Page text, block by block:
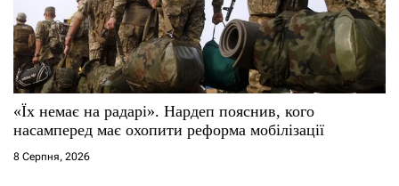
«Їх немає на радарі». Нардеп пояснив, кого
насамперед має охопити реформа мобілізації
8 Серпня, 2026